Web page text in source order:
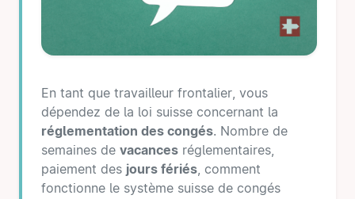
En tant que travailleur frontalier, vous
dépendez de la loi suisse concernant la
réglementation des congés. Nombre de
semaines de vacances réglementaires,
paiement des jours fériés, comment
fonctionne le système suisse de congés